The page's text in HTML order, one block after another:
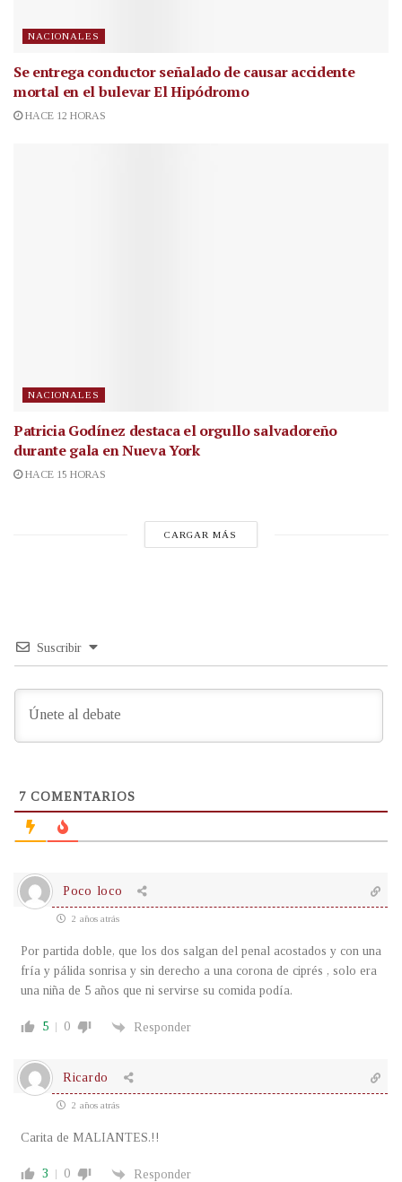
NACIONALES
Se entrega conductor señalado de causar accidente
mortal en el bulevar El Hipódromo
HACE 12 HORAS
NACIONALES
Patricia Godínez destaca el orgullo salvadoreño
durante gala en Nueva York
HACE 15 HORAS
CARGAR MÁS
Suscribir
7 COMENTARIOS
Poco loco
2 años atrás
Por partida doble, que los dos salgan del penal acostados y con una
fría y pálida sonrisa y sin derecho a una corona de ciprés , solo era
una niña de 5 años que ni servirse su comida podía.
5 0 Responder
Ricardo
2 años atrás
Carita de MALIANTES.!!
3 0 Responder